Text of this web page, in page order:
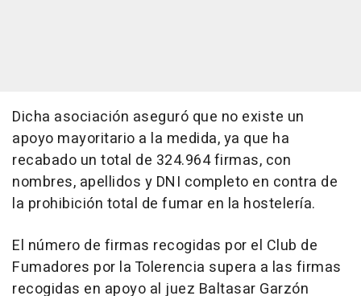
Dicha asociación aseguró que no existe un
apoyo mayoritario a la medida, ya que ha
recabado un total de 324.964 firmas, con
nombres, apellidos y DNI completo en contra de
la prohibición total de fumar en la hostelería.
El número de firmas recogidas por el Club de
Fumadores por la Tolerencia supera a las firmas
recogidas en apoyo al juez Baltasar Garzón